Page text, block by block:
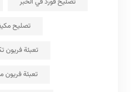
تصليح
تعبئة فريون
تعبئة فريون